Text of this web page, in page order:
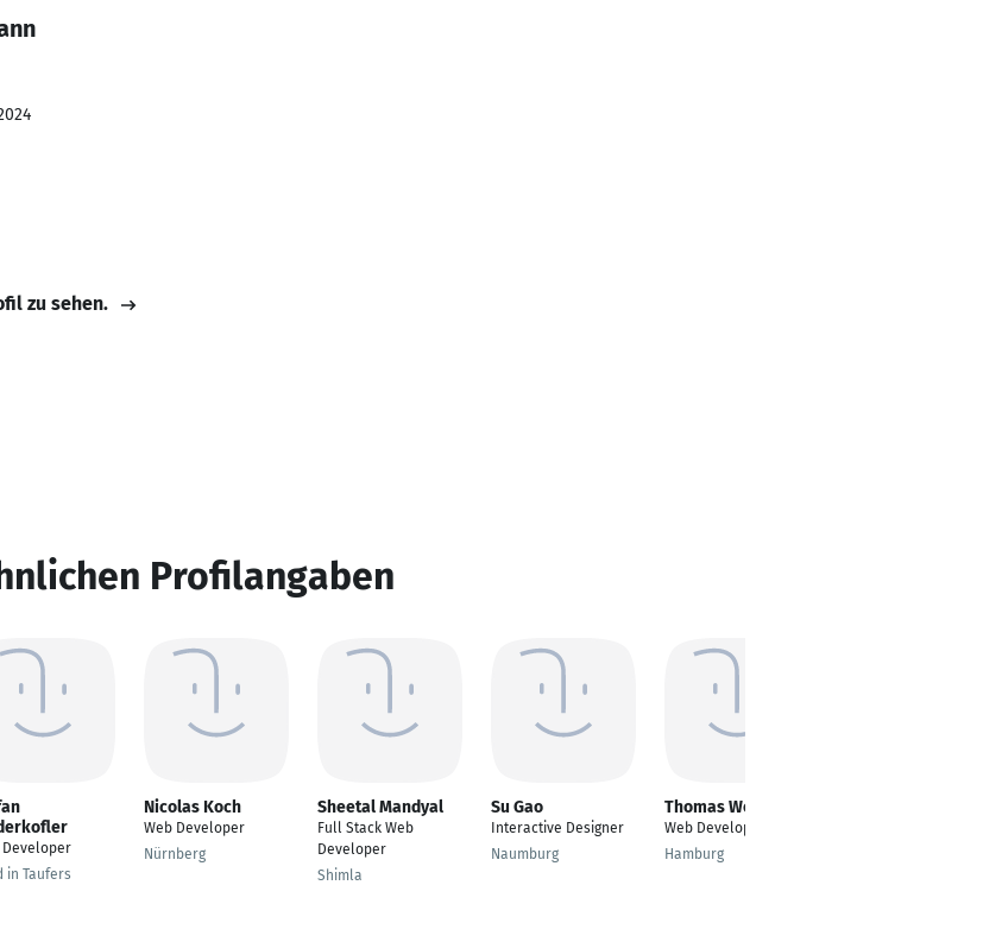
zu sehen.
Profilangaben
Developer
in Taufers
Nicolas Koch
Web Developer
Nürnberg
Sheetal Mandyal
Full Stack Web
Developer
Shimla
Su Gao
Interactive Designer
Naumburg
Thomas Wedekind
Web Developer
Hamburg